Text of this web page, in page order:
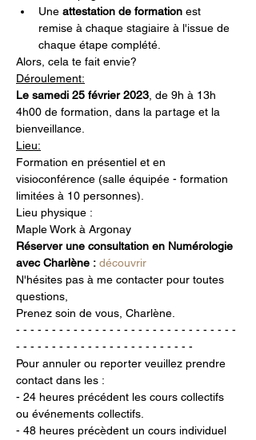
Une attestation de formation est
remise à chaque stagiaire à l'issue de
chaque étape complété.
Alors, cela te fait envie?
Déroulement:
Le samedi 25 février 2023 , de 9h à 13h
4h00 de formation, dans la partage et la
bienveillance.
Lieu:
Formation en présentiel et en
visioconférence (salle équipée - formation
limitées à 10 personnes).
Lieu physique :
Maple Work à Argonay
Réserver une consultation en Numérologie
avec Charlène : découvrir
N'hésites pas à me contacter pour toutes
questions,
Prenez soin de vous, Charlène.
- - - - - - - - - - - - - - - - - - - - - - - - - - - - - - -
- - - - - - - - - - - - - - - - - - - - - - - - -
Pour annuler ou reporter veuillez prendre
contact dans les :
- 24 heures précédent les cours collectifs
ou événements collectifs.
- 48 heures précèdent un cours individuel